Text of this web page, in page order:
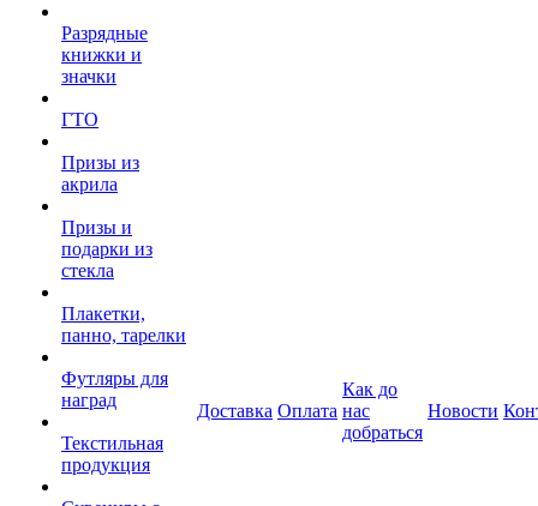
Разрядные
книжки и
значки
ГТО
Призы из
акрила
Призы и
подарки из
стекла
Плакетки,
панно, тарелки
Футляры для
наград
Текстильная
продукция
Доставка Оплата
Как до
нас
добраться
Новости